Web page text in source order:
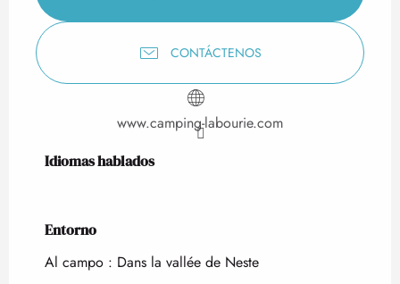
CONTÁCTENOS
www.camping-labourie.com
Idiomas hablados
Idiomas hablados
Entorno
Entorno
Al campo : Dans la vallée de Neste